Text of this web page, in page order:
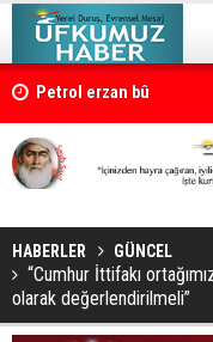
Petrol erzan bû
HABERLER GÜNCEL
“Cumhur İttifakı
olarak değerlendirilmeli”